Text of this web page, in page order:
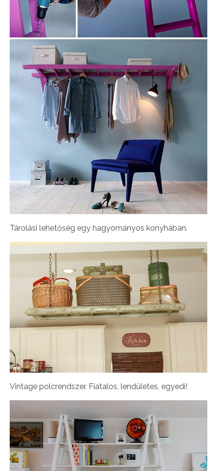
Tárolási lehetőség egy hagyományos konyhában.
Vintage polcrendszer. Fiatalos, lendületes, egyedi!